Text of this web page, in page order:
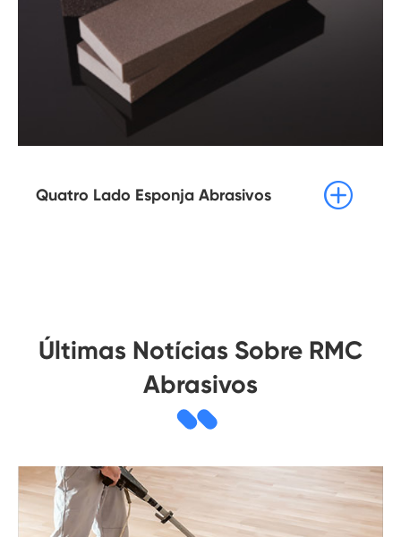
Quatro Lado Esponja Abrasivos 
Últimas Notícias Sobre RMC
Abrasivos